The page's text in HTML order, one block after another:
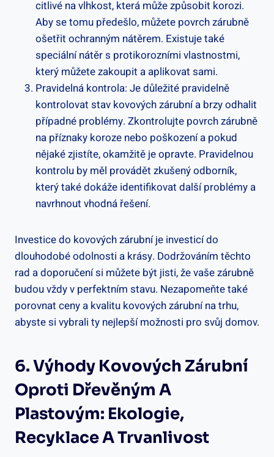
citlivé na vlhkost, která může způsobit korozi.
Aby se tomu předešlo, můžete povrch zárubně
ošetřit ochranným nátěrem. Existuje také
speciální nátěr s protikorozními vlastnostmi,
který můžete zakoupit a aplikovat sami.
Pravidelná kontrola: Je důležité pravidelně
kontrolovat stav kovových zárubní a brzy odhalit
případné problémy. Zkontrolujte povrch zárubně
na příznaky koroze nebo poškození a pokud
nějaké zjistíte, okamžitě je opravte. Pravidelnou
kontrolu by měl provádět zkušený odborník,
který také dokáže identifikovat další problémy a
navrhnout vhodná řešení.
Investice do kovových zárubní je investicí do
dlouhodobé odolnosti a krásy. Dodržováním těchto
rad a doporučení si můžete být jisti, že vaše zárubně
budou vždy v perfektním stavu. Nezapomeňte také
porovnat ceny a kvalitu kovových zárubní na trhu,
abyste si vybrali ty nejlepší možnosti pro svůj domov.
6. Výhody Kovových Zárubní
Oproti Dřevěným A
Plastovým: Ekologie,
Recyklace A Trvanlivost